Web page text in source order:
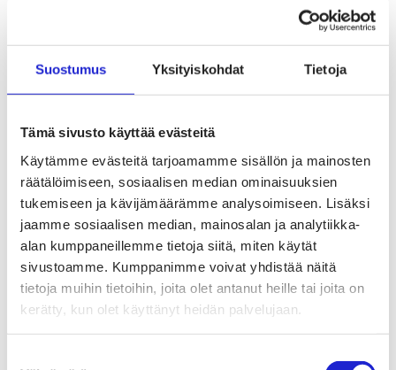
Suostumus Yksityiskohdat Tietoja
Tämä sivusto käyttää evästeitä
Käytämme evästeitä tarjoamamme sisällön ja mainosten
räätälöimiseen, sosiaalisen median ominaisuuksien
tukemiseen ja kävijämäärämme analysoimiseen. Lisäksi
jaamme sosiaalisen median, mainosalan ja analytiikka-
alan kumppaneillemme tietoja siitä, miten käytät
sivustoamme. Kumppanimme voivat yhdistää näitä
tietoja muihin tietoihin, joita olet antanut heille tai joita on
kerätty, kun olet käyttänyt heidän palvelujaan.
Vaikuttajaryhmät jäsenyrityksille
Kansainvälinen liiketoiminta ja rahoitus -
Julkiset hankinnat ja huoltovarmuus -
vaikuttajaryhmä
Kestävä tuotepolitiikka​ -vaikuttajaryhmä
Osaaminen ja vetovoima -vaikuttajaryhmä
Tule jäseneksi
Suomen Tekstiili & Muodin jäsenyysmuodot
Liity varsinaiseksi jäseneksi
Liity startup-jäseneksi
Liity kumppani­jäseneksi
Suomen Tekstiili & Muoti